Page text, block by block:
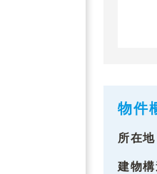
物件
所在地
建物構